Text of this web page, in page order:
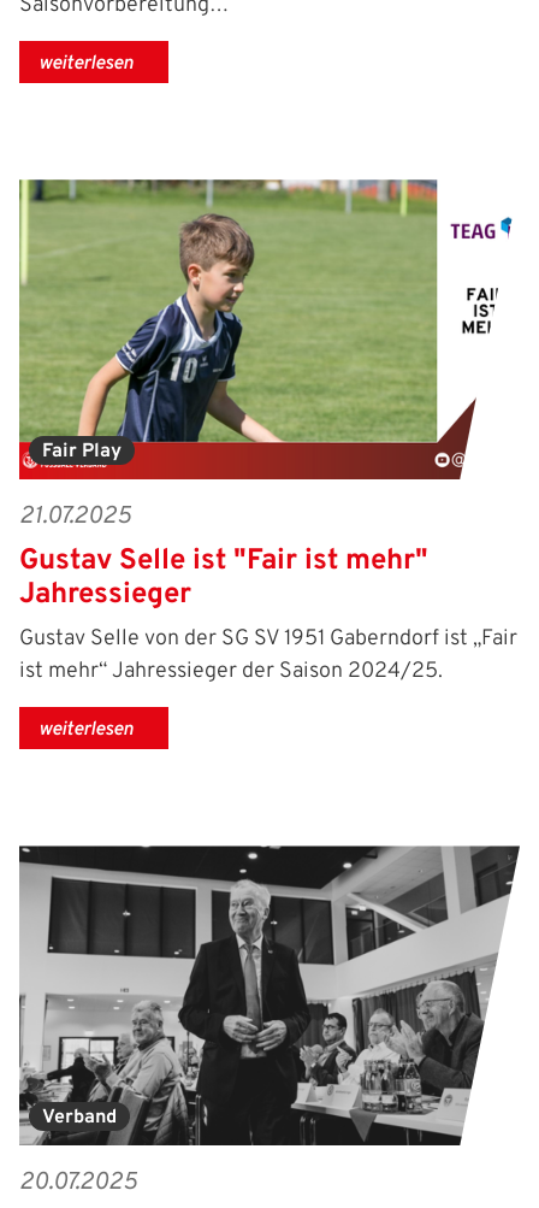
Saisonvorbereitung…
weiterlesen
Fair Play
21.07.2025
Gustav Selle ist "Fair ist mehr"
Jahressieger
Gustav Selle von der SG SV 1951 Gaberndorf ist „Fair
ist mehr“ Jahressieger der Saison 2024/25.
weiterlesen
Verband
20.07.2025